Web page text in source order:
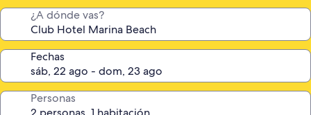
¿A dónde vas?
Fechas
Personas